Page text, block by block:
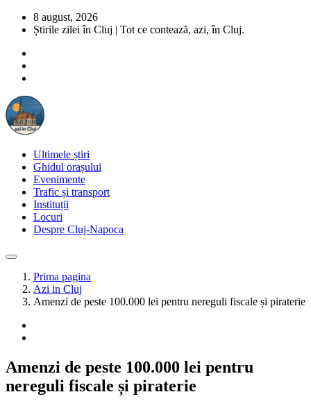
8 august, 2026
Știrile zilei în Cluj | Tot ce contează, azi, în Cluj.
Ultimele știri
Ghidul orașului
Evenimente
Trafic și transport
Instituții
Locuri
Despre Cluj-Napoca
Prima pagina
Azi in Cluj
Amenzi de peste 100.000 lei pentru nereguli fiscale și piraterie
Amenzi de peste 100.000 lei pentru
nereguli fiscale și piraterie